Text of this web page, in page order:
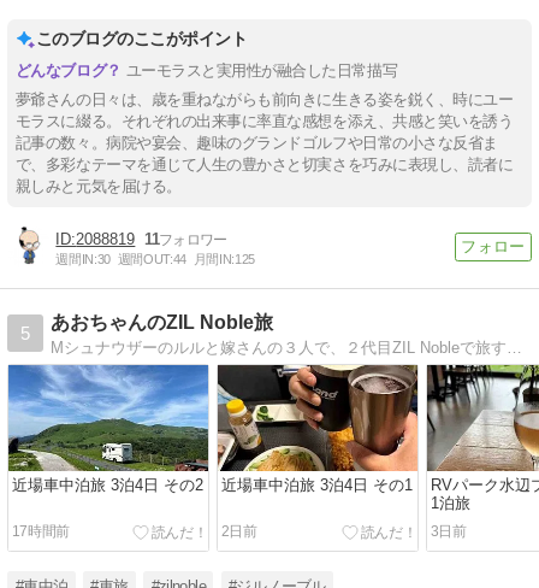
このブログのここがポイント
ユーモラスと実用性が融合した日常描写
夢爺さんの日々は、歳を重ねながらも前向きに生きる姿を鋭く、時にユー
モラスに綴る。それぞれの出来事に率直な感想を添え、共感と笑いを誘う
記事の数々。病院や宴会、趣味のグランドゴルフや日常の小さな反省ま
で、多彩なテーマを通じて人生の豊かさと切実さを巧みに表現し、読者に
親しみと元気を届ける。
2088819 11
週間IN:30 週間OUT:44 月間IN:125
5
あおちゃんのZIL Noble旅
近場車中泊旅 3泊4日 その2
17時間前
近場車中泊旅 3泊4日 その1
2日前
RVパーク水辺
1泊旅
3日前